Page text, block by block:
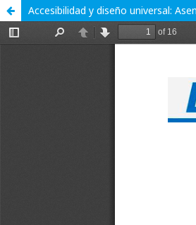
Accesibilidad y diseño universal: